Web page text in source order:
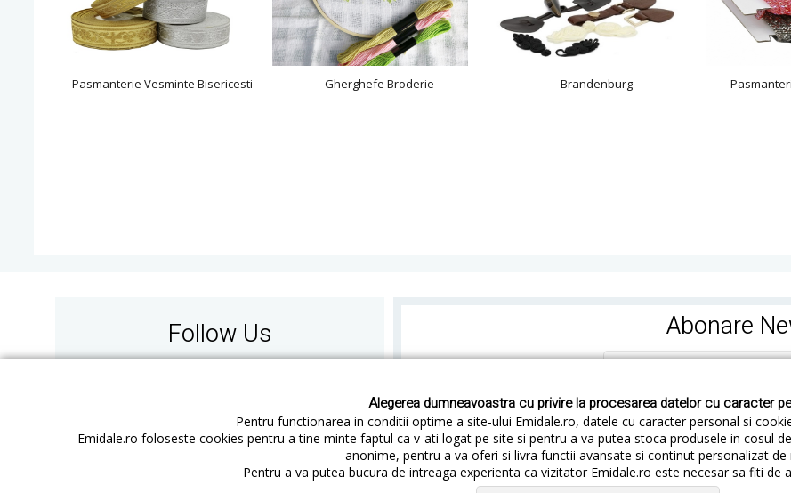
Alegerea dumneavoastra cu privire la procesarea datelor cu caracter
Pentru functionarea in conditii optime a site-ului Emidale.ro, datele cu caracter personal si
Emidale.ro foloseste cookies pentru a tine minte faptul ca v-ati logat pe site si pentru a va putea stoca produsele in cosul
anonime, pentru a va oferi si livra functii avansate si continut personalizat de
Pentru a va putea bucura de intreaga experienta ca vizitator Emidale.ro este necesar sa fiti de
Pasmanterie Vesminte Bisericesti Gherghefe Broderie Brandenburg
Follow Us Abonare
Cum cumperi Cum platesc Cum livram Cum returnezi Termeni si Conditii